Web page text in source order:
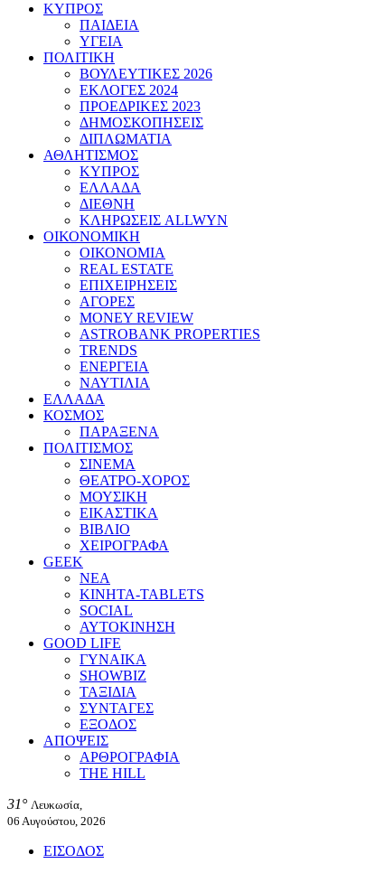
ΚΥΠΡΟΣ
ΠΑΙΔΕΙΑ
ΥΓΕΙΑ
ΠΟΛΙΤΙΚΗ
ΒΟΥΛΕΥΤΙΚΕΣ 2026
ΕΚΛΟΓΕΣ 2024
ΠΡΟΕΔΡΙΚΕΣ 2023
ΔΗΜΟΣΚΟΠΗΣΕΙΣ
ΔΙΠΛΩΜΑΤΙΑ
ΑΘΛΗΤΙΣΜΟΣ
ΚΥΠΡΟΣ
ΕΛΛΑΔΑ
ΔΙΕΘΝΗ
ΚΛΗΡΩΣΕΙΣ ALLWYN
ΟΙΚΟΝΟΜΙΚΗ
ΟΙΚΟΝΟΜΙΑ
REAL ESTATE
ΕΠΙΧΕΙΡΗΣΕΙΣ
ΑΓΟΡΕΣ
MONEY REVIEW
ASTROBANK PROPERTIES
TRENDS
ΕΝΕΡΓΕΙΑ
ΝΑΥΤΙΛΙΑ
ΕΛΛΑΔΑ
ΚΟΣΜΟΣ
ΠΑΡΑΞΕΝΑ
ΠΟΛΙΤΙΣΜΟΣ
ΣΙΝΕΜΑ
ΘΕΑΤΡΟ-ΧΟΡΟΣ
ΜΟΥΣΙΚΗ
ΕΙΚΑΣΤΙΚΑ
ΒΙΒΛΙΟ
ΧΕΙΡΟΓΡΑΦΑ
GEEK
ΝΕΑ
ΚΙΝΗΤΑ-TABLETS
SOCIAL
ΑΥΤΟΚΙΝΗΣΗ
GOOD LIFE
ΓΥΝΑΙΚΑ
SHOWBIZ
ΤΑΞΙΔΙΑ
ΣΥΝΤΑΓΕΣ
ΕΞΟΔΟΣ
ΑΠΟΨΕΙΣ
ΑΡΘΡΟΓΡΑΦΙΑ
THE HILL
31° Λευκωσία,
06 Αυγούστου, 2026
ΕΙΣΟΔΟΣ